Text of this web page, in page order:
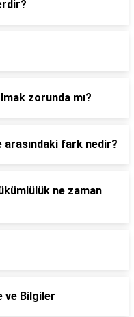
zorunda mı?
arasındaki fark nedir?
ne zaman
ve Bilgiler